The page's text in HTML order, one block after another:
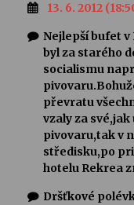
13. 6. 2012
Nejlepší bufet
byl za starého
socialismu
převratu
vzaly za své,jak
pivovaru,tak v
středisku,po
hotelu Rekrea
Dršťkové